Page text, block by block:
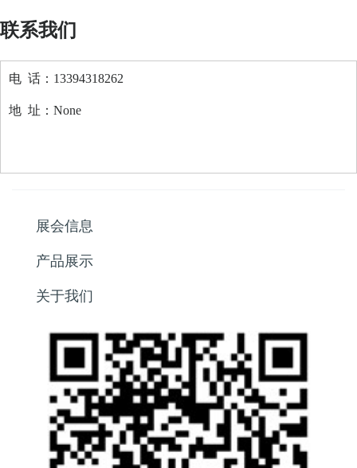
联系我们
电 话：13394318262
地 址：None
展会信息
产品展示
关于我们